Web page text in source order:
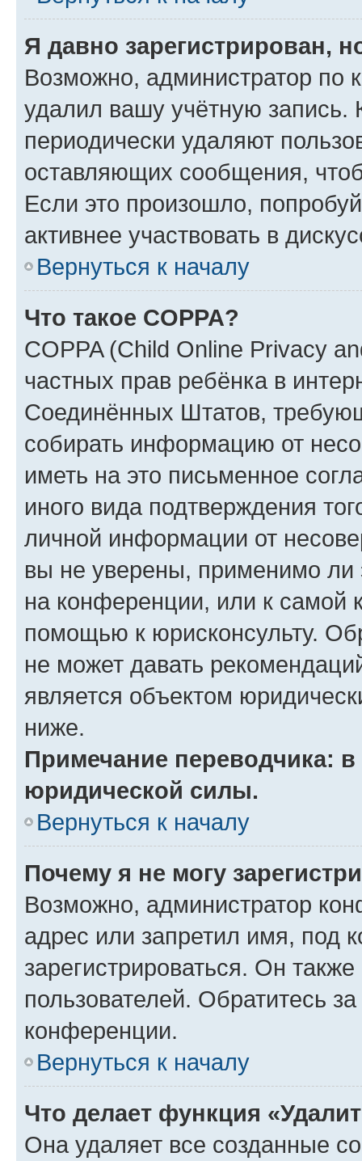
Я давно зарегистрирован,
Возможно, администратор по
удалил вашу учётную запись.
периодически удаляют
оставляющих сообщения,
Если это произошло,
активнее участвовать в
Вернуться к началу
Что такое COPPA?
COPPA (Child Online Privacy
частных прав ребёнка в
Соединённых Штатов,
собирать информацию от
иметь на это письменное
иного вида подтверждения
личной информации от
вы не уверены, применимо ли
на конференции, или к самой
помощью к юрисконсульту.
не может давать
является объектом
ниже.
Примечание переводчика:
юридической силы.
Вернуться к началу
Почему я не могу
Возможно, администратор
адрес или запретил имя, под
зарегистрироваться. Он
пользователей. Обратитесь
конференции.
Вернуться к началу
Что делает функция
Она удаляет все созданные